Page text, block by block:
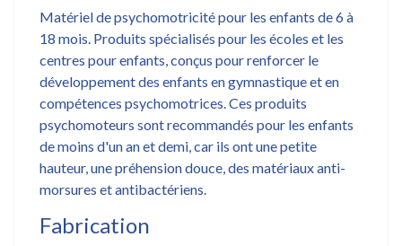
Matériel de psychomotricité pour les enfants de 6 à
18 mois. Produits spécialisés pour les écoles et les
centres pour enfants, conçus pour renforcer le
développement des enfants en gymnastique et en
compétences psychomotrices. Ces produits
psychomoteurs sont recommandés pour les enfants
de moins d'un an et demi, car ils ont une petite
hauteur, une préhension douce, des matériaux anti-
morsures et antibactériens.
Fabrication